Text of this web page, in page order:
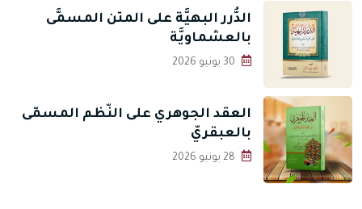
الدُّرر البهيَّة على المتن المسمَّى
بالعشماويَّة
العقد الجوهري على النّظم المسمّى
بالعبقريّ